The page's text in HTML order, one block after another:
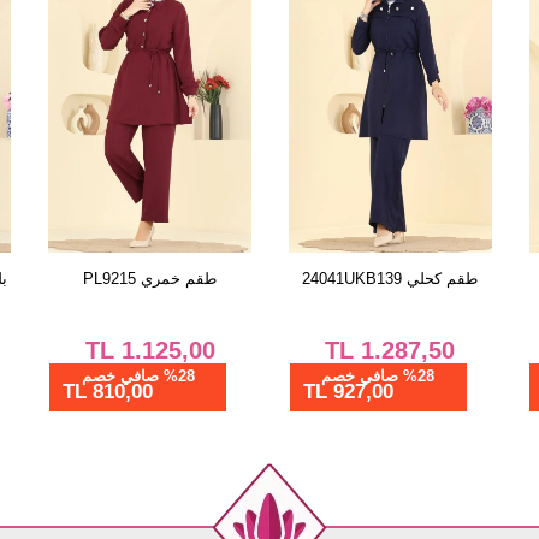
48
طقم كحلي 24041UKB139
1.287,50
TL
%28 صافي خصم
927,00 TL
طقم كحلي 9245PLK541
1.200,00
%28 صافي خصم
864,00 TL